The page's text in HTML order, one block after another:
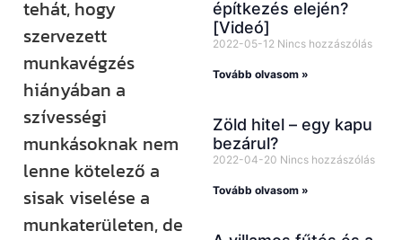
tehát, hogy
szervezett
munkavégzés
hiányában a
szívességi
munkásoknak nem
lenne kötelező a
sisak viselése a
munkaterületen, de
építkezés elején?
[Videó]
2022-05-12 Nincs hozzászólás
Tovább olvasom »
Zöld hitel – egy kapu
bezárul?
2022-04-20 Nincs hozzászólás
Tovább olvasom »